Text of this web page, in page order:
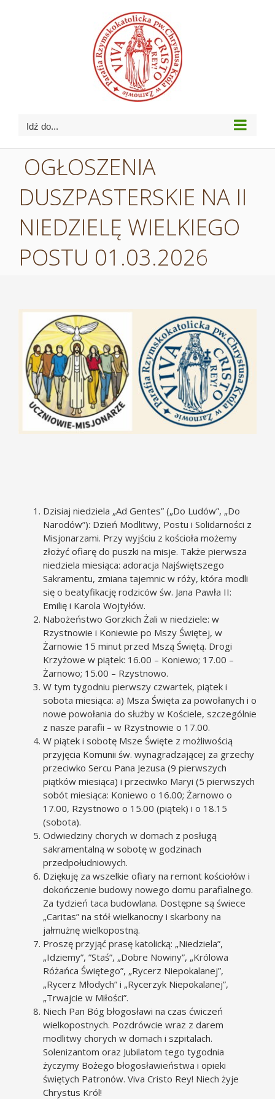
Idź do...
OGŁOSZENIA
DUSZPASTERSKIE NA II
NIEDZIELĘ WIELKIEGO
POSTU 01.03.2026
Pokaż
większy
obrazek
Dzisiaj niedziela „Ad Gentes” („Do Ludów”, „Do
Narodów”): Dzień Modlitwy, Postu i Solidarności z
Misjonarzami. Przy wyjściu z kościoła możemy
złożyć ofiarę do puszki na misje. Także pierwsza
niedziela miesiąca: adoracja Najświętszego
Sakramentu, zmiana tajemnic w róży, która modli
się o beatyfikację rodziców św. Jana Pawła II:
Emilię i Karola Wojtyłów.
Nabożeństwo Gorzkich Żali w niedziele: w
Rzystnowie i Koniewie po Mszy Świętej, w
Żarnowie 15 minut przed Mszą Świętą. Drogi
Krzyżowe w piątek: 16.00 – Koniewo; 17.00 –
Żarnowo; 15.00 – Rzystnowo.
W tym tygodniu pierwszy czwartek, piątek i
sobota miesiąca: a) Msza Święta za powołanych i o
nowe powołania do służby w Kościele, szczególnie
z nasze parafii – w Rzystnowie o 17.00.
W piątek i sobotę Msze Święte z możliwością
przyjęcia Komunii św. wynagradzającej za grzechy
przeciwko Sercu Pana Jezusa (9 pierwszych
piątków miesiąca) i przeciwko Maryi (5 pierwszych
sobót miesiąca: Koniewo o 16.00; Żarnowo o
17.00, Rzystnowo o 15.00 (piątek) i o 18.15
(sobota).
Odwiedziny chorych w domach z posługą
sakramentalną w sobotę w godzinach
przedpołudniowych.
Dziękuję za wszelkie ofiary na remont kościołów i
dokończenie budowy nowego domu parafialnego.
Za tydzień taca budowlana. Dostępne są świece
„Caritas” na stół wielkanocny i skarbony na
jałmużnę wielkopostną.
Proszę przyjąć prasę katolicką: „Niedziela”,
„Idziemy”, ”Staś”, „Dobre Nowiny”, „Królowa
Różańca Świętego”, „Rycerz Niepokalanej”,
„Rycerz Młodych” i „Rycerzyk Niepokalanej”,
„Trwajcie w Miłości”.
Niech Pan Bóg błogosławi na czas ćwiczeń
wielkopostnych. Pozdrówcie wraz z darem
modlitwy chorych w domach i szpitalach.
Solenizantom oraz Jubilatom tego tygodnia
życzymy Bożego błogosławieństwa i opieki
świętych Patronów. Viva Cristo Rey! Niech żyje
Chrystus Król!